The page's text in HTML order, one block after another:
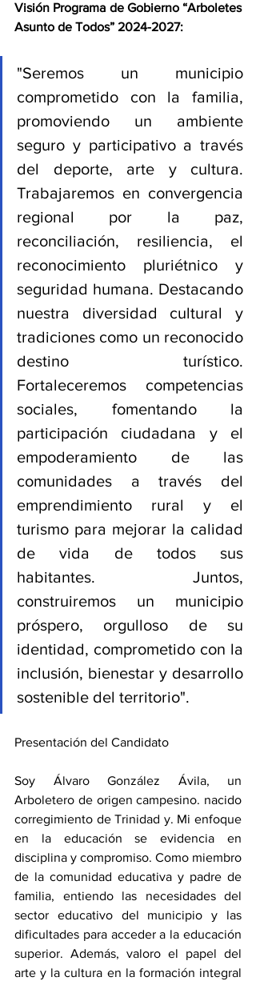
Visión Programa de Gobierno “Arboletes
Asunto de Todos” 2024-2027:
"Seremos un municipio
comprometido con la familia,
promoviendo un ambiente
seguro y participativo a través
del deporte, arte y cultura.
Trabajaremos en convergencia
regional por la paz,
reconciliación, resiliencia, el
reconocimiento pluriétnico y
seguridad humana. Destacando
nuestra diversidad cultural y
tradiciones como un reconocido
destino turístico.
Fortaleceremos competencias
sociales, fomentando la
participación ciudadana y el
empoderamiento de las
comunidades a través del
emprendimiento rural y el
turismo para mejorar la calidad
de vida de todos sus
habitantes. Juntos,
construiremos un municipio
próspero, orgulloso de su
identidad, comprometido con la
inclusión, bienestar y desarrollo
sostenible del territorio".
Presentación del Candidato
Soy Álvaro González Ávila, un
Arboletero de origen campesino. nacido
corregimiento de Trinidad y. Mi enfoque
en la educación se evidencia en
disciplina y compromiso. Como miembro
de la comunidad educativa y padre de
familia, entiendo las necesidades del
sector educativo del municipio y las
dificultades para acceder a la educación
superior. Además, valoro el papel del
arte y la cultura en la formación integral